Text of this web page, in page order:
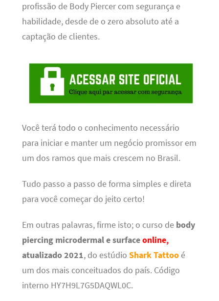
profissão de Body Piercer com segurança e
habilidade, desde de o zero absoluto até a
captação de clientes.
Você terá todo o conhecimento necessário
para iniciar e manter um negócio promissor em
um dos ramos que mais crescem no Brasil.
Tudo passo a passo de forma simples e direta
para você começar do jeito certo!
Em outras palavras, firme isto; o curso de body
piercing microdermal e surfaceonline,
atualizado 2021, do estúdio Shark Tattooé
um dos mais conceituados do país. Código
interno HY7H9L7G5DAQWL0C.